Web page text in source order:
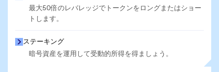
最大50倍のレバレッジでトークンをロングまたはショー
トします。
ステーキング
暗号資産を運用して受動的所得を得ましょう。